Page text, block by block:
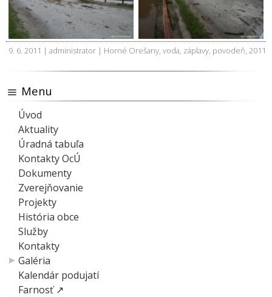
9. 6. 2011 | administrator | Horné Orešany, voda, záplavy, povodeň, 2011
Menu
Úvod
Aktuality
Úradná tabuľa
Kontakty OcÚ
Dokumenty
Zverejňovanie
Projekty
História obce
Služby
Kontakty
Galéria
Kalendár podujatí
Farnosť ↗